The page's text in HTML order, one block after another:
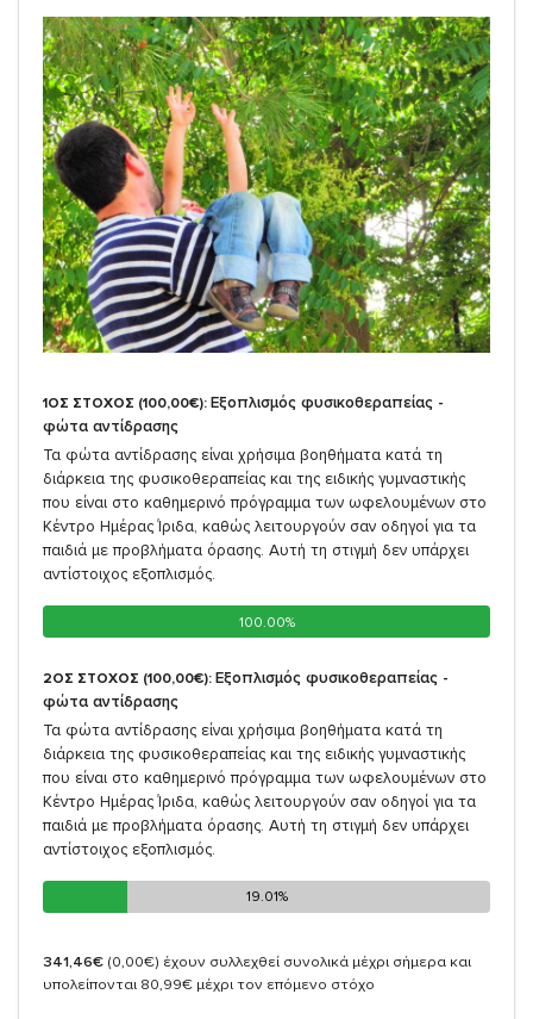
1ΟΣ ΣΤΟΧΟΣ (100,00€): Εξοπλισμός φυσικοθεραπείας -
φώτα αντίδρασης
Τα φώτα αντίδρασης είναι χρήσιμα βοηθήματα κατά τη
διάρκεια της φυσικοθεραπείας και της ειδικής γυμναστικής
που είναι στο καθημερινό πρόγραμμα των ωφελουμένων στο
Κέντρο Ημέρας Ίριδα, καθώς λειτουργούν σαν οδηγοί για τα
παιδιά με προβλήματα όρασης. Αυτή τη στιγμή δεν υπάρχει
αντίστοιχος εξοπλισμός.
100.00%
100.00%
2ΟΣ ΣΤΟΧΟΣ (100,00€): Εξοπλισμός φυσικοθεραπείας -
φώτα αντίδρασης
Τα φώτα αντίδρασης είναι χρήσιμα βοηθήματα κατά τη
διάρκεια της φυσικοθεραπείας και της ειδικής γυμναστικής
που είναι στο καθημερινό πρόγραμμα των ωφελουμένων στο
Κέντρο Ημέρας Ίριδα, καθώς λειτουργούν σαν οδηγοί για τα
παιδιά με προβλήματα όρασης. Αυτή τη στιγμή δεν υπάρχει
αντίστοιχος εξοπλισμός.
19.01%
19.01%
341,46€ (0,00€) έχουν συλλεχθεί συνολικά μέχρι σήμερα και
υπολείπονται 80,99€ μέχρι τον επόμενο στόχο